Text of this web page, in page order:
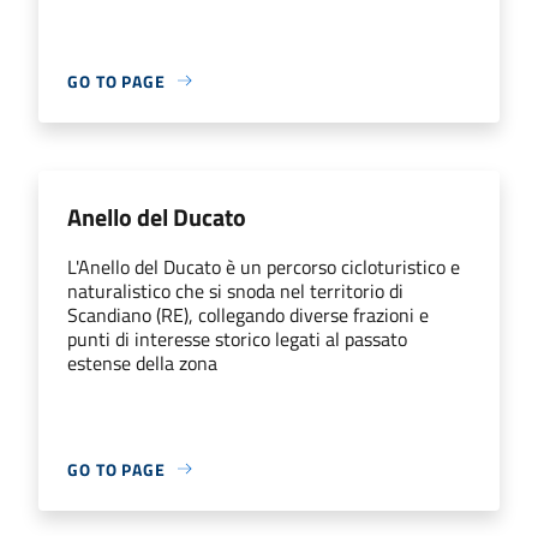
GO TO PAGE
Anello del Ducato
L'Anello del Ducato è un percorso cicloturistico e
naturalistico che si snoda nel territorio di
Scandiano (RE), collegando diverse frazioni e
punti di interesse storico legati al passato
estense della zona
GO TO PAGE